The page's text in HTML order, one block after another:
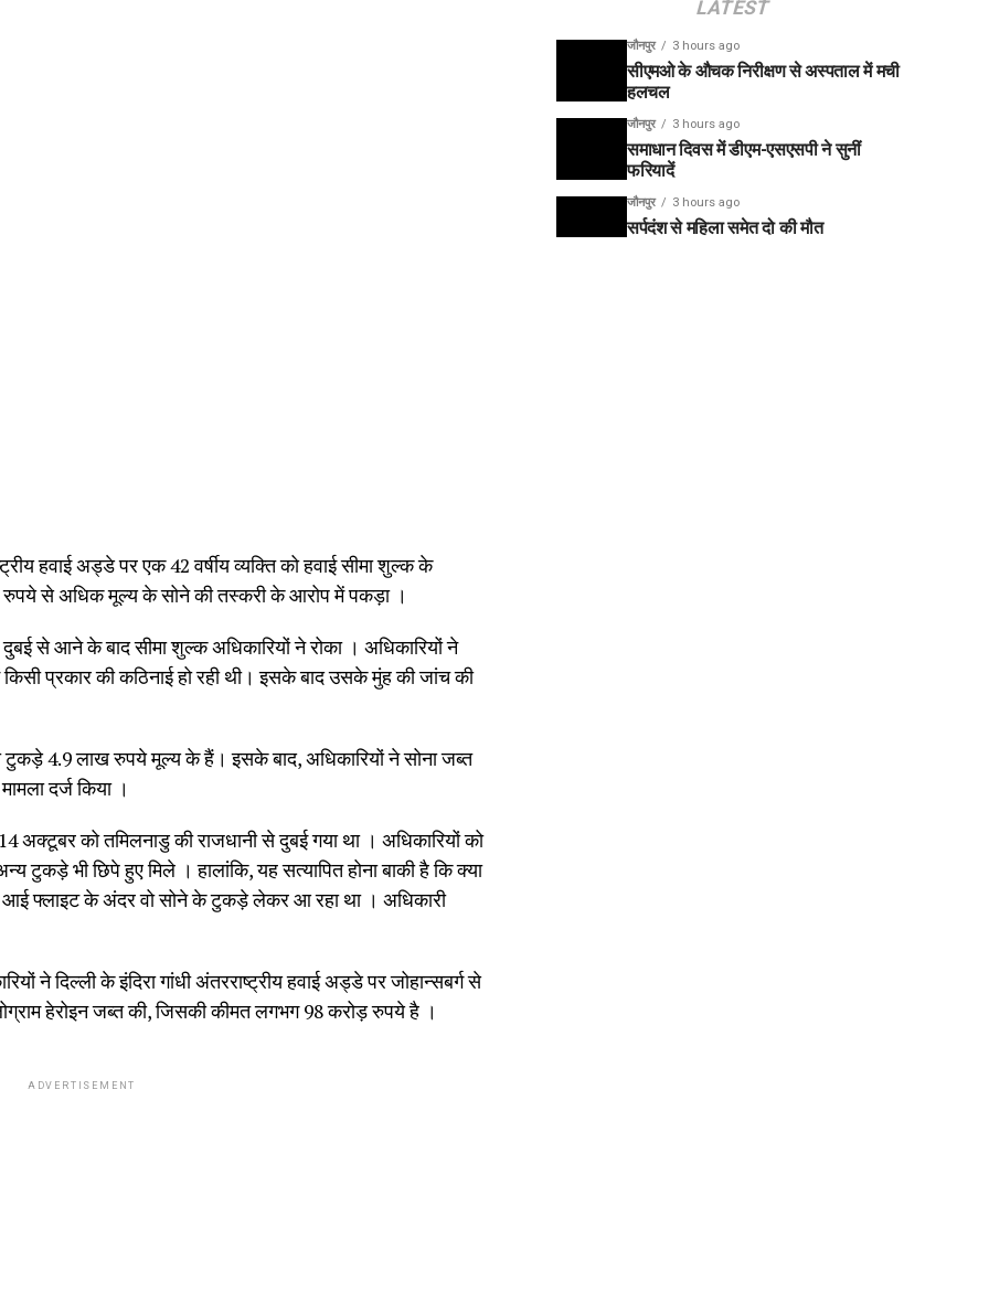
हवाई अड्डे पर एक 42 वर्षीय व्यक्ति को हवाई सीमा शुल्क के
से अधिक मूल्य के सोने की तस्करी के आरोप में पकड़ा ।
से आने के बाद सीमा शुल्क अधिकारियों ने रोका । अधिकारियों ने
प्रकार की कठिनाई हो रही थी। इसके बाद उसके मुंह की जांच की
4.9 लाख रुपये मूल्य के हैं। इसके बाद, अधिकारियों ने सोना जब्त
दर्ज किया ।
अक्टूबर को तमिलनाडु की राजधानी से दुबई गया था । अधिकारियों को
टुकड़े भी छिपे हुए मिले । हालांकि, यह सत्यापित होना बाकी है कि क्या
आई फ्लाइट के अंदर वो सोने के टुकड़े लेकर आ रहा था । अधिकारी
ने दिल्ली के इंदिरा गांधी अंतरराष्ट्रीय हवाई अड्डे पर जोहान्सबर्ग से
हेरोइन जब्त की, जिसकी कीमत लगभग 98 करोड़ रुपये है ।
ADVERTISEMENT
LATEST
जौनपुर 3 hours ago
सीएमओ के औचक निरीक्षण से अस्पताल में मची
हलचल
जौनपुर 3 hours ago
समाधान दिवस में डीएम-एसएसपी ने सुनीं
फरियादें
जौनपुर 3 hours ago
सर्पदंश से महिला समेत दो की मौत